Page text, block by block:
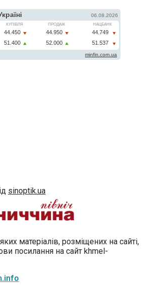
sinoptik.ua
матеріалів, розміщених на сайті,
посилання на сайт khmel-